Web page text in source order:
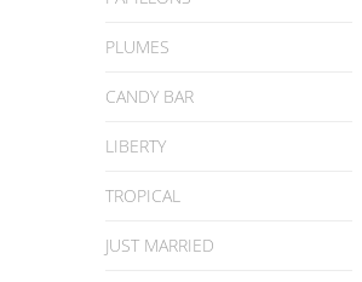
PLUMES
CANDY BAR
LIBERTY
TROPICAL
JUST MARRIED